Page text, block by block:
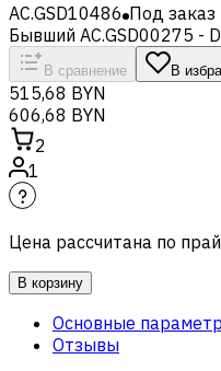
AC.GSD10486 Под заказ
Бывший AC.GSD00275 -
В сравнение В
515,68 BYN
606,68 BYN
2
1
Цена рассчитана по
В корзину
Основные
Отзывы